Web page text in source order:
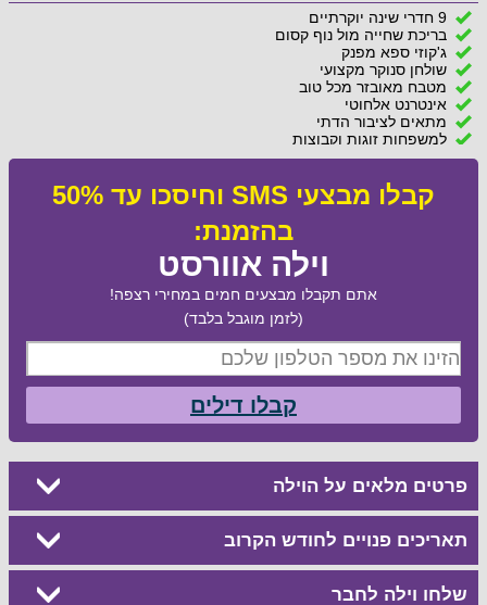
9 חדרי שינה יוקרתיים
בריכת שחייה מול נוף קסום
ג'קוזי ספא מפנק
שולחן סנוקר מקצועי
מטבח מאובזר מכל טוב
אינטרנט אלחוטי
מתאים לציבור הדתי
למשפחות זוגות וקבוצות
קבלו מבצעי SMS וחיסכו עד 50%
בהזמנת:
וילה אוורסט
אתם תקבלו מבצעים חמים במחירי רצפה!
(לזמן מוגבל בלבד)
קבלו דילים
פרטים מלאים על הוילה
תאריכים פנויים לחודש הקרוב
שלחו וילה לחבר